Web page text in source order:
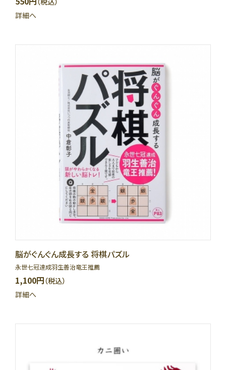
詳細へ
脳がぐんぐん成長する 将棋パズル
永世七冠達成羽生善治竜王推薦
1,100円（税込）
詳細へ